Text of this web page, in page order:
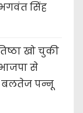
भगवंत सिंह
खो चुकी
से
बलतेज पन्नू